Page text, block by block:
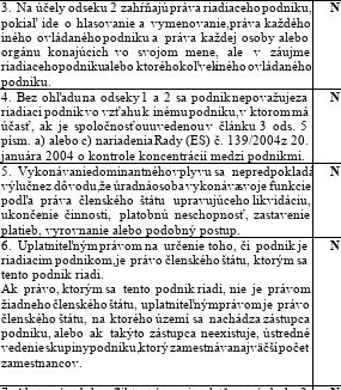
3. Na účely odseku2 zahŕňajúpráva riadiacehopodniku,
pokiaľ ide o hlasovanie a vymenovanie,práva každého
iného ovládaného podniku a práva každej osoby alebo
orgánu
konajúcich vo svojom mene, ale v
záujme
riadiacehopodnikualebo ktoréhokoľvekiného ovládaného
podniku.
N
4. Bez ohľadu na odseky1 a 2 sa podniknepovažujeza
riadiaci podnikvo vzťahuk inému podniku,v ktorommá
účasť,
ak je spoločnosťouuvedenou v článku 3 ods.
5
písm. a) alebo c) nariadeniaRady (ES) č. 139/2004z 20.
januára 2004 o kontrole koncentrácií medzi podnikmi.
N
5. Vykonávaniedominantnéhovplyvu sa
nepredpokladá
výlučnez dôvodu,že úradnáosobavykonávasvojefunkcie
podľa
práva členského štátu upravujúceho likvidáciu,
ukončenie činnosti, platobnú neschopnosť, zastavenie
platieb, vyrovnanie alebo podobný postup.
N
6. Uplatniteľnýmprávom na určenie toho, či podnik je
riadiacim podnikom,je právo členskéhoštátu, ktorým sa
tento podnik riadi.
Ak právo, ktorým sa tento podnik riadi, nie je právom
žiadnehočlenskéhoštátu, uplatniteľnýmprávom je právo
členského štátu, na ktorého území sa nachádza zástupca
podniku, alebo ak takýto zástupca neexistuje, ústredné
vedenieskupinypodniku,ktorýzamestnávanajväčšípočet
zamestnancov.
N